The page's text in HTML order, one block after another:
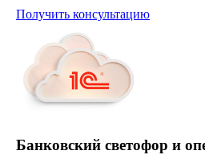
Получить консультацию
Банковский светофор и